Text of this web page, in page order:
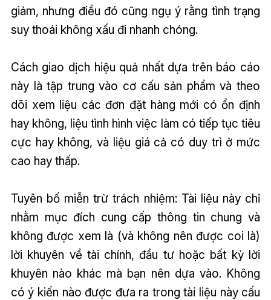
giảm, nhưng điều đó cũng ngụ ý rằng tình trạng
suy thoái không xấu đi nhanh chóng.
Cách giao dịch hiệu quả nhất dựa trên báo cáo
này là tập trung vào cơ cấu sản phẩm và theo
dõi xem liệu các đơn đặt hàng mới có ổn định
hay không, liệu tình hình việc làm có tiếp tục tiêu
cực hay không, và liệu giá cả có duy trì ở mức
cao hay thấp.
Tuyên bố miễn trừ trách nhiệm: Tài liệu này chỉ
nhằm mục đích cung cấp thông tin chung và
không được xem là (và không nên được coi là)
lời khuyên về tài chính, đầu tư hoặc bất kỳ lời
khuyên nào khác mà bạn nên dựa vào. Không
có ý kiến nào được đưa ra trong tài liệu này cấu